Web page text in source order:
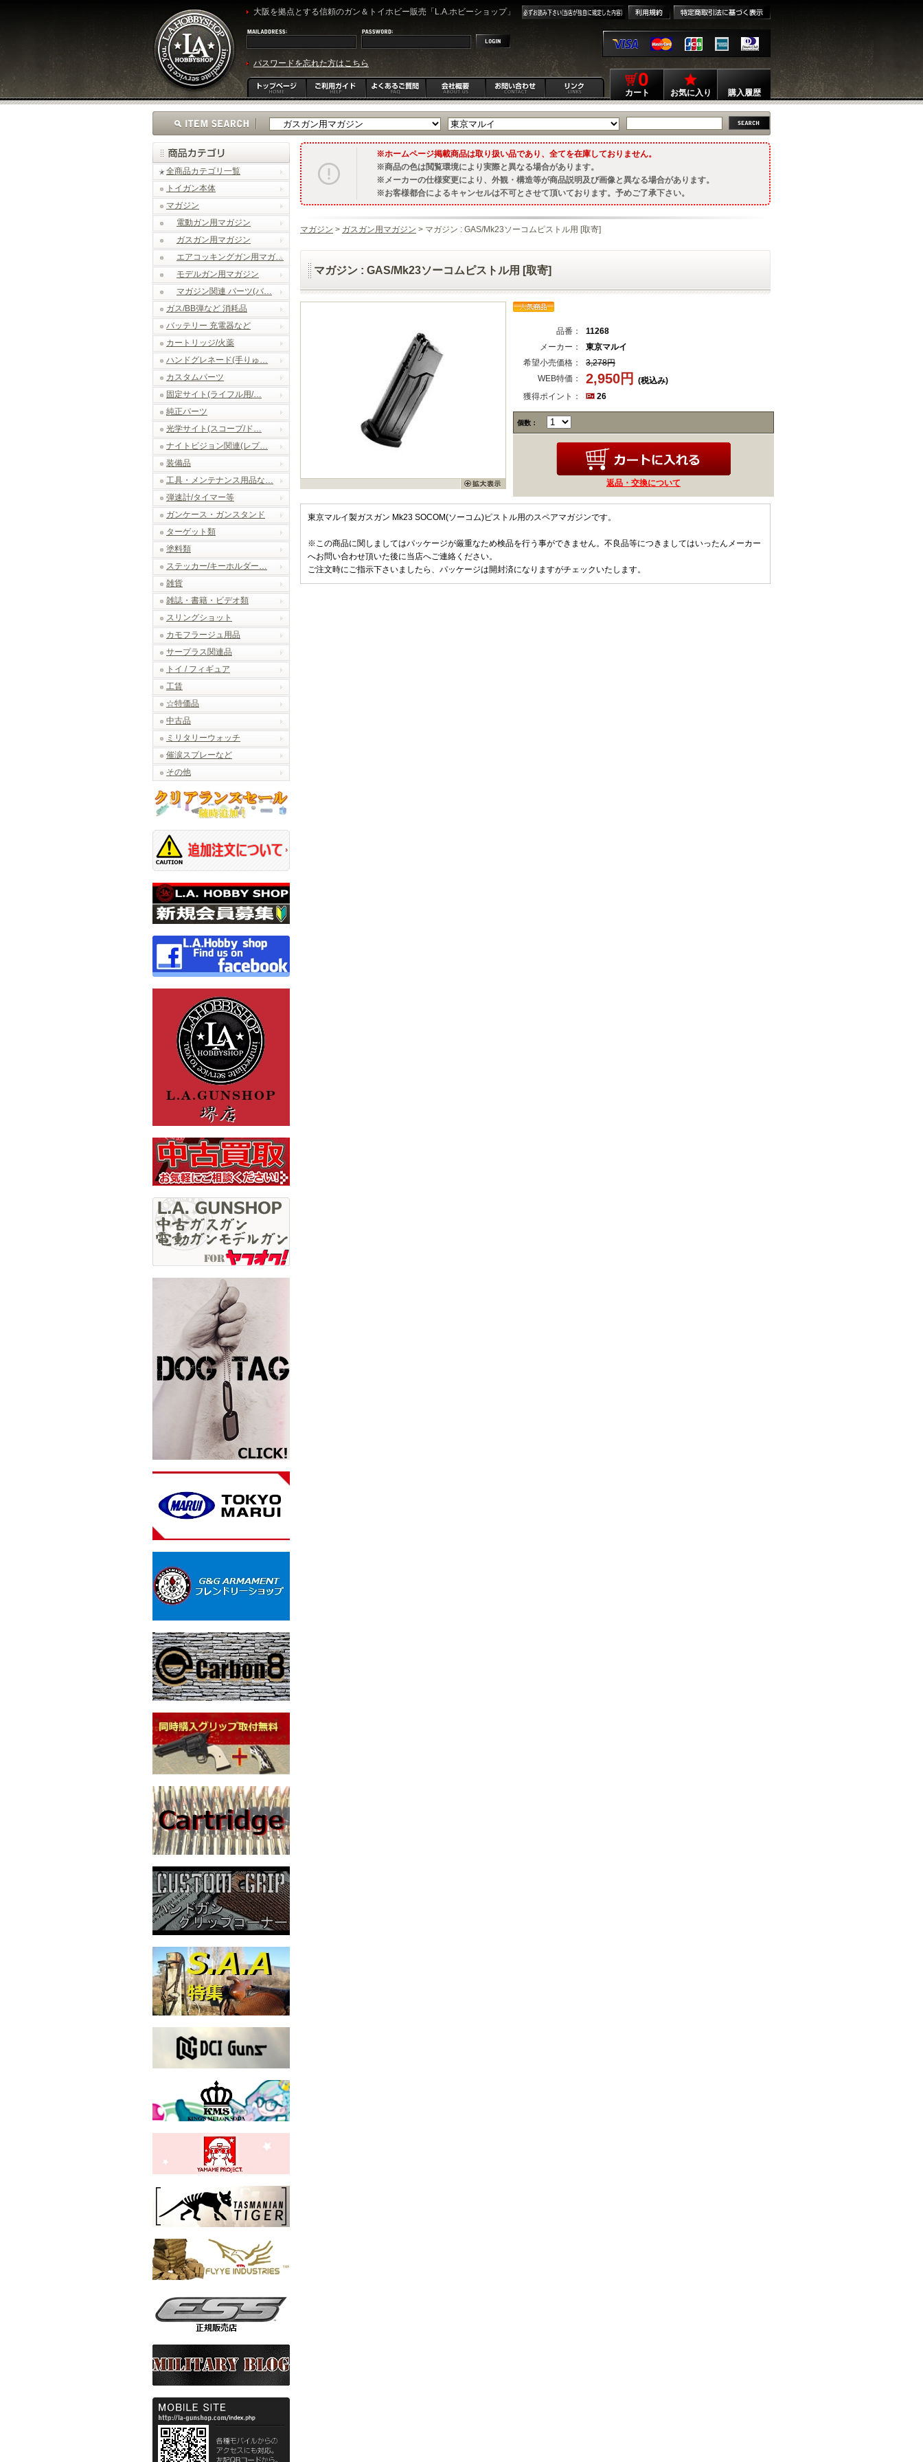
大阪を拠点とする信頼のガン＆トイホビー販売「L.A.ホビーショップ」
パスワードを忘れた方はこちら
0
カート お気に入り 購入履歴
全商品カテゴリ一覧
トイガン本体
マガジン
電動ガン用マガジン
ガスガン用マガジン
エアコッキングガン用マガ…
モデルガン用マガジン
マガジン関連 パーツ(バ…
ガス/BB弾など 消耗品
バッテリー 充電器など
カートリッジ/火薬
ハンドグレネード(手りゅ…
カスタムパーツ
固定サイト(ライフル用/…
純正パーツ
光学サイト(スコープ/ド…
ナイトビジョン関連(レプ…
装備品
工具・メンテナンス用品な…
弾速計/タイマー等
ガンケース・ガンスタンド
ターゲット類
塗料類
ステッカー/キーホルダー…
雑貨
雑誌・書籍・ビデオ類
スリングショット
カモフラージュ用品
サープラス関連品
トイ / フィギュア
工賃
☆特価品
中古品
ミリタリーウォッチ
催涙スプレーなど
その他
ホームページ掲載商品は取り扱い品であり、全てを在庫しておりません。
商品の色は閲覧環境により実際と異なる場合があります。
メーカーの仕様変更により、外観・構造等が商品説明及び画像と異なる場合があります。
お客様都合によるキャンセルは不可とさせて頂いております。予めご了承下さい。
マガジン > ガスガン用マガジン > マガジン : GAS/Mk23ソーコムピストル用 [取寄]
マガジン : GAS/Mk23ソーコムピストル用 [取寄]
品番：
11268
メーカー：
東京マルイ
希望小売価格：
3,278円
WEB特価：
2,950円
(税込み)
獲得ポイント：
26
個数：
返品・交換について
東京マルイ製ガスガン Mk23 SOCOM(ソーコム)ピストル用のスペアマガジンです。
※この商品に関しましてはパッケージが厳重なため検品を行う事ができません。不良品等につきましてはいったんメーカー
へお問い合わせ頂いた後に当店へご連絡ください。
ご注文時にご指示下さいましたら、パッケージは開封済になりますがチェックいたします。